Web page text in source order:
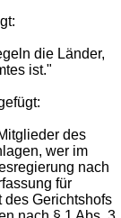
die Länder,
ist."
des
wer im
nach
für
des Gerichtshofs